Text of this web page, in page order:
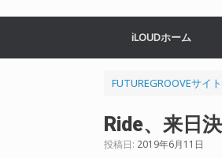
iLOUDホーム
FUTUREGROOVEサイト
Ride、来日
投稿日: 2019年6月11日